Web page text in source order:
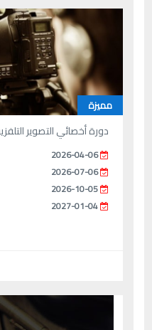
مميزة
دورة أخصائي التصوير
2026-04-06
2026-07-06
2026-10-05
2027-01-04